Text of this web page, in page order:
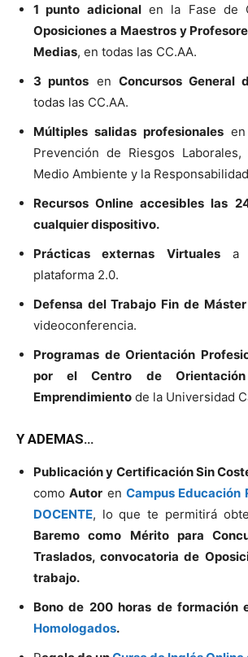
1 punto adicionalen la Fase de
Oposiciones a Maestros y
Medias, en todas las CC.AA.
3 puntos en Concursos General
todas las CC.AA.
Múltiples salidas profesionalesen
Prevención de Riesgos
Medio Ambiente y la
Recursos Online accesibles las
cualquier dispositivo.
Prácticas externas Virtualesa
plataforma 2.0.
Defensa del Trabajo Fin de
videoconferencia.
Programas de Orientación
por el Centro de
Emprendimiento de la Universidad
Y ADEMAS…
Publicación y Certificación Sin
comoAutor enCampus Educación
DOCENTE, lo que te permitirá
Baremo como Mérito para
Traslados, convocatoria de
trabajo.
Bono de 200 horas de formación
Homologados.